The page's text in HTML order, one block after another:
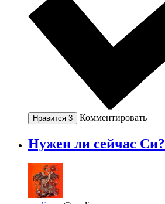
Нравится 3 Комментировать
Нужен ли сейчас Си?